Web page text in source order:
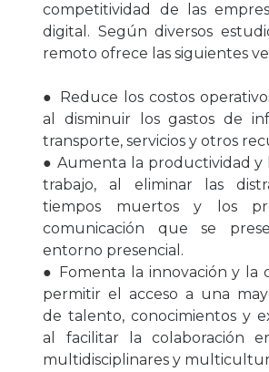
competitividad de las
digital. Según diversos
remoto ofrece las siguientes
● Reduce los costos
al disminuir los gastos de
transporte, servicios y otros
● Aumenta la productividad y
trabajo, al eliminar las
tiempos muertos y los
comunicación que se
entorno presencial.
● Fomenta la innovación y la
permitir el acceso a una
de talento, conocimientos y
al facilitar la colaboración
multidisciplinares y